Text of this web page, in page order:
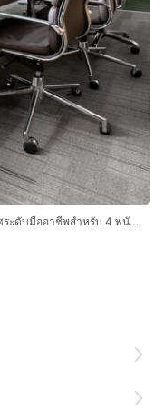
การเข้าใช้แบบรวมทุกบริการสำหรับพื้นที่ออฟฟิศระดับมืออาชีพสำหรับ 4 พนักงาน ใน Regus Siam Tower